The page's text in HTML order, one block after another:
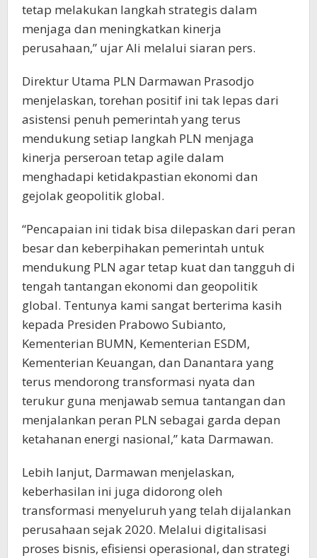
tetap melakukan langkah strategis dalam
menjaga dan meningkatkan kinerja
perusahaan,” ujar Ali melalui siaran pers.
Direktur Utama PLN Darmawan Prasodjo
menjelaskan, torehan positif ini tak lepas dari
asistensi penuh pemerintah yang terus
mendukung setiap langkah PLN menjaga
kinerja perseroan tetap agile dalam
menghadapi ketidakpastian ekonomi dan
gejolak geopolitik global.
“Pencapaian ini tidak bisa dilepaskan dari peran
besar dan keberpihakan pemerintah untuk
mendukung PLN agar tetap kuat dan tangguh di
tengah tantangan ekonomi dan geopolitik
global. Tentunya kami sangat berterima kasih
kepada Presiden Prabowo Subianto,
Kementerian BUMN, Kementerian ESDM,
Kementerian Keuangan, dan Danantara yang
terus mendorong transformasi nyata dan
terukur guna menjawab semua tantangan dan
menjalankan peran PLN sebagai garda depan
ketahanan energi nasional,” kata Darmawan.
Lebih lanjut, Darmawan menjelaskan,
keberhasilan ini juga didorong oleh
transformasi menyeluruh yang telah dijalankan
perusahaan sejak 2020. Melalui digitalisasi
proses bisnis, efisiensi operasional, dan strategi